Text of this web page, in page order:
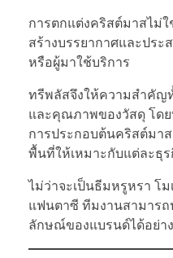
การตกแต่งคริสต์มาสไม่
สร้างบรรยากาศและปร
หรือผู้มาใช้บริการ
ทรีพลัสจึงให้ความสำคัญ
และคุณภาพของวัสดุ โด
การประกอบต้นคริสต์มา
พื้นที่ให้เหมาะกับแต่ละธุร
ไม่ว่าจะเป็นธีมหรูหรา โ
แฟนตาซี ทีมงานสามาร
ลักษณ์ของแบรนด์ได้อย่า